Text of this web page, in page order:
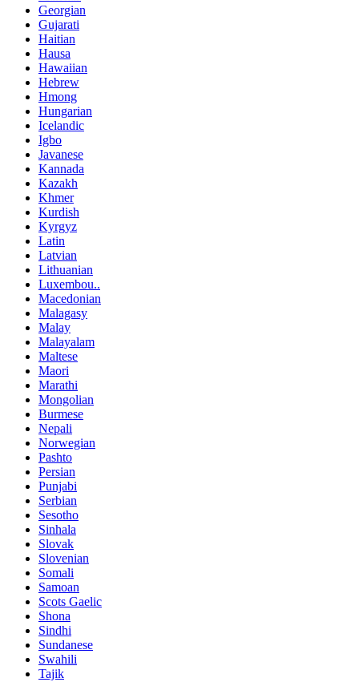
Georgian
Gujarati
Haitian
Hausa
Hawaiian
Hebrew
Hmong
Hungarian
Icelandic
Igbo
Javanese
Kannada
Kazakh
Khmer
Kurdish
Kyrgyz
Latin
Latvian
Lithuanian
Luxembou..
Macedonian
Malagasy
Malay
Malayalam
Maltese
Maori
Marathi
Mongolian
Burmese
Nepali
Norwegian
Pashto
Persian
Punjabi
Serbian
Sesotho
Sinhala
Slovak
Slovenian
Somali
Samoan
Scots Gaelic
Shona
Sindhi
Sundanese
Swahili
Tajik